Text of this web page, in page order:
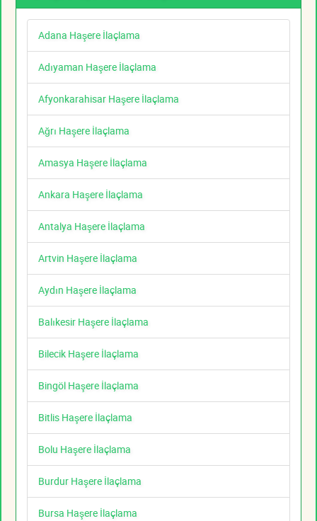
Adana Haşere İlaçlama
Adıyaman Haşere İlaçlama
Afyonkarahisar Haşere İlaçlama
Ağrı Haşere İlaçlama
Amasya Haşere İlaçlama
Ankara Haşere İlaçlama
Antalya Haşere İlaçlama
Artvin Haşere İlaçlama
Aydın Haşere İlaçlama
Balıkesir Haşere İlaçlama
Bilecik Haşere İlaçlama
Bingöl Haşere İlaçlama
Bitlis Haşere İlaçlama
Bolu Haşere İlaçlama
Burdur Haşere İlaçlama
Bursa Haşere İlaçlama